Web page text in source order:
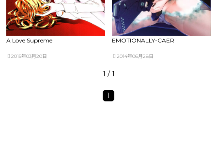
A Love Supreme
2015年03月20日
EMOTIONALLY-CAER
2014年06月28日
1 / 1
1